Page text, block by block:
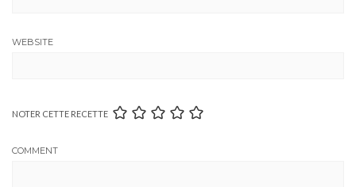
WEBSITE
NOTER CETTE RECETTE
COMMENT